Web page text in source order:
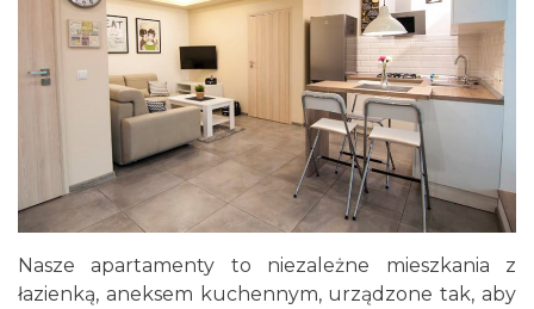
Nasze apartamenty to niezależne mieszkania z
łazienką, aneksem kuchennym, urządzone tak, aby